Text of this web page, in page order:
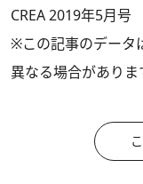
CREA 2019年5月号
※この記事のデータ
異なる場合がありま